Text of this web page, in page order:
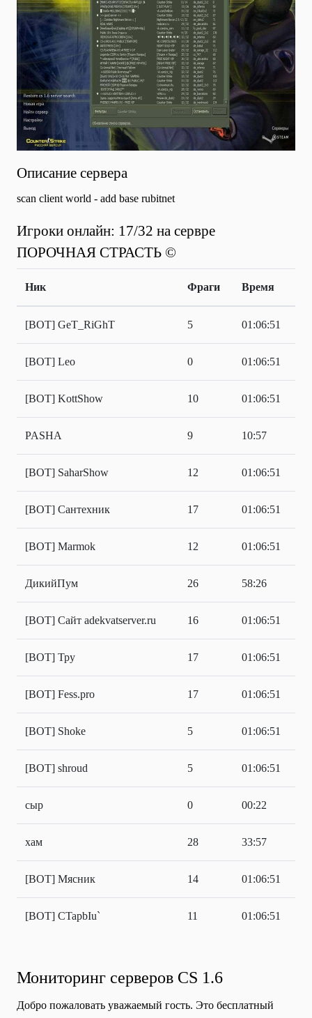
Описание сервера
scan client world - add base rubitnet
Игроки онлайн: 17/32 на сервре
ПОРОЧНАЯ СТРАСТЬ ©
Ник Фраги Время
[BOT] GeT_RiGhT 5 01:06:51
[BOT] Leo 0 01:06:51
[BOT] KottShow 10 01:06:51
PASHA 9 10:57
[BOT] SaharShow 12 01:06:51
[BOT] Сантехник 17 01:06:51
[BOT] Marmok 12 01:06:51
ДикийПум 26 58:26
[BOT] Сайт adekvatserver.ru 16 01:06:51
[BOT] Тру 17 01:06:51
[BOT] Fess.pro 17 01:06:51
[BOT] Shoke 5 01:06:51
[BOT] shroud 5 01:06:51
сыр 0 00:22
хам 28 33:57
[BOT] Мясник 14 01:06:51
[BOT] CTapbIu` 11 01:06:51
Мониторинг серверов CS 1.6
Добро пожаловать уважаемый гость. Это бесплатный